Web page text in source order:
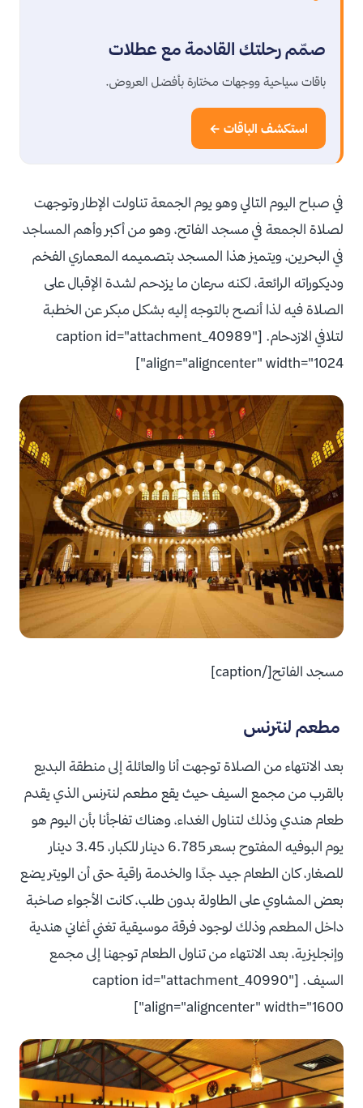
صمّم رحلتك القادمة مع عطلات
باقات سياحية ووجهات مختارة بأفضل العروض.
استكشف الباقات ←
في صباح اليوم التالي وهو يوم الجمعة تناولت الإطار وتوجهت
لصلاة الجمعة في مسجد الفاتح، وهو من أكبر وأهم المساجد
في البحرين، ويتميز هذا المسجد بتصميمه المعماري الفخم
وديكوراته الرائعة، لكنه سرعان ما يزدحم لشدة الإقبال على
الصلاة فيه لذا أنصح بالتوجه إليه بشكل مبكر عن الخطبة
لتلافي الازدحام. [caption id="attachment_40989"
align="aligncenter" width="1024"]
مسجد الفاتح[/caption]
مطعم لنترنس
بعد الانتهاء من الصلاة توجهت أنا والعائلة إلى منطقة البديع
بالقرب من مجمع السيف حيث يقع مطعم لنترنس الذي يقدم
طعام هندي وذلك لتناول الغداء، وهناك تفاجأنا بأن اليوم هو
يوم البوفيه المفتوح بسعر 6.785 دينار للكبار، 3.45 دينار
للصغار، كان الطعام جيد جدًا والخدمة راقية حتى أن الويتر يضع
بعض المشاوي على الطاولة بدون طلب، كانت الأجواء صاخبة
داخل المطعم وذلك لوجود فرقة موسيقية تغني أغاني هندية
وإنجليزية، بعد الانتهاء من تناول الطعام توجهنا إلى مجمع
السيف. [caption id="attachment_40990"
align="aligncenter" width="1600"]